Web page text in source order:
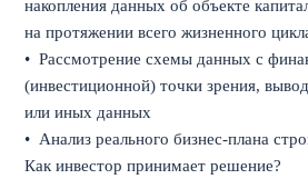
накопления данных об объекте
на протяжении всего жизненного
• Рассмотрение схемы данных с
(инвестиционной) точки зрения,
или иных данных
• Анализ реального бизнес-плана
Как инвестор принимает решение?